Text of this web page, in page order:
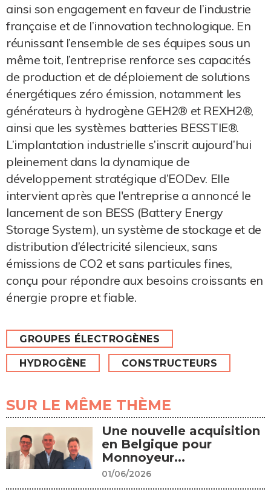
ainsi son engagement en faveur de l’industrie
française et de l’innovation technologique. En
réunissant l’ensemble de ses équipes sous un
même toit, l’entreprise renforce ses capacités
de production et de déploiement de solutions
énergétiques zéro émission, notamment les
générateurs à hydrogène GEH2® et REXH2®,
ainsi que les systèmes batteries BESSTIE®.
L’implantation industrielle s’inscrit aujourd’hui
pleinement dans la dynamique de
développement stratégique d’EODev. Elle
intervient après que l'entreprise a annoncé le
lancement de son BESS (Battery Energy
Storage System), un système de stockage et de
distribution d’électricité silencieux, sans
émissions de CO2 et sans particules fines,
conçu pour répondre aux besoins croissants en
énergie propre et fiable.
GROUPES ÉLECTROGÈNES
HYDROGÈNE CONSTRUCTEURS
SUR LE MÊME THÈME
Une nouvelle acquisition
en Belgique pour
Monnoyeur...
01/06/2026